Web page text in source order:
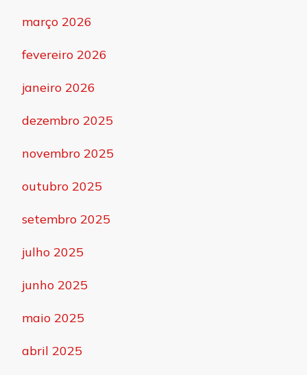
março 2026
fevereiro 2026
janeiro 2026
dezembro 2025
novembro 2025
outubro 2025
setembro 2025
julho 2025
junho 2025
maio 2025
abril 2025